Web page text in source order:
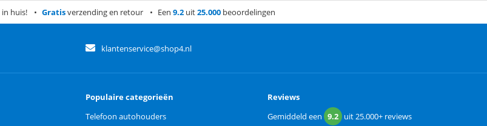
in huis! Gratisverzending en retour Een 9.2 uit25.000 beoordelingen
klantenservice@shop4.nl
Populaire categorieën
Telefoon autohouders
Reviews
Gemiddeld een 9.2 uit25.000+ reviews